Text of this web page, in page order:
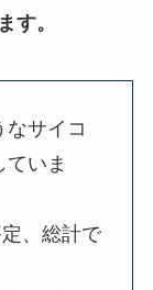
す。
なサイコ
いま
、総計で